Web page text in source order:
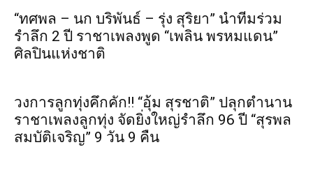
“ทศพล – นก บริพันธ์ – รุ่ง สุริยา” นำทีมร่วม
รำลึก 2 ปี ราชาเพลงพูด “เพลิน พรหมแดน”
ศิลปินแห่งชาติ
วงการลูกทุ่งคึกคัก!! “อุ้ม สุรชาติ” ปลุกตำนาน
ราชาเพลงลูกทุ่ง จัดยิ่งใหญ่รำลึก 96 ปี “สุรพล
สมบัติเจริญ” 9 วัน 9 คืน